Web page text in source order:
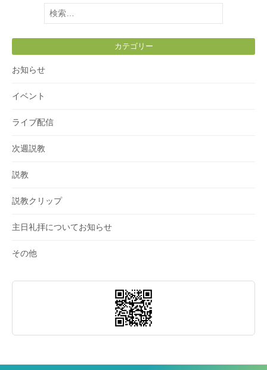
検
索:
カテゴリー
お知らせ
イベント
ライブ配信
次週説教
説教
説教クリップ
主日礼拝についてお知らせ
その他